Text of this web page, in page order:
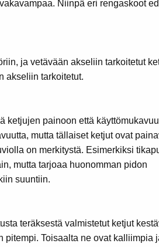
Niinpä eri rengaskoot
ja vetävään akseliin tarkoitetut
akseliin tarkoitetut.
ketjujen painoon että
mutta tällaiset ketjut ovat
on merkitystä. Esimerkiksi
mutta tarjoaa huonomman pidon
suuntiin.
teräksestä valmistetut ketjut
pitempi. Toisaalta ne ovat kalliimpia